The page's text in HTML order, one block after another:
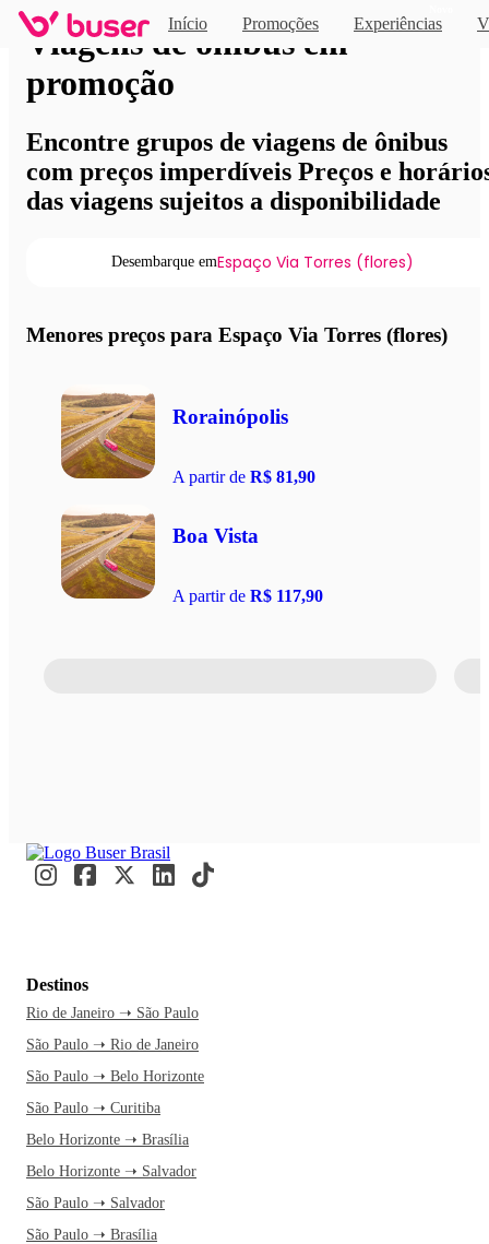
Início Promoções Experiências
Viagens de ônibus em
promoção
Encontre grupos de viagens de ônibus
com preços imperdíveis Preços e
das viagens sujeitos a disponibilidade
Desembarque emEspaço Via Torres (flores)
Menores preços para Espaço Via Torres (flores)
Rorainópolis
A partir de R$ 81,90
Boa Vista
A partir de R$ 117,90
Destinos
Rio de Janeiro ➝ São Paulo
São Paulo ➝ Rio de Janeiro
São Paulo ➝ Belo Horizonte
São Paulo ➝ Curitiba
Belo Horizonte ➝ Brasília
Belo Horizonte ➝ Salvador
São Paulo ➝ Salvador
São Paulo ➝ Brasília